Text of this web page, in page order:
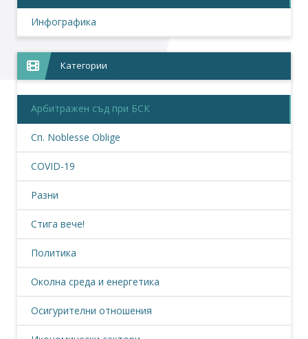
Инфографика
Категории
Арбитражен съд при БСК
Сп. Noblesse Oblige
COVID-19
Разни
Стига вече!
Политика
Околна среда и енергетика
Осигурителни отношения